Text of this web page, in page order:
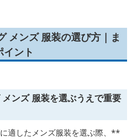
メンズ 服装の選び方｜ま
ント
ンズ 服装を選ぶうえで重要
適したメンズ服装を選ぶ際、**